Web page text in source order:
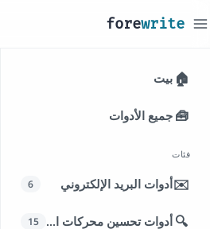
forewrite
🏠 بيت
🧰 جميع الأدوات
فئات
✉️أدوات البريد الإلكتروني 6
🔍 أدوات تحسين محركات البحث 15